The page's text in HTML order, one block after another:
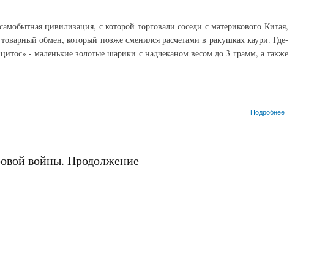
цивилизация, с которой торговали соседи с материкового Китая,
обмен, который позже сменился расчетами в ракушках каури. Где-
- маленькие золотые шарики с надчеканом весом до 3 грамм, а также
Подробнее
войны. Продолжение